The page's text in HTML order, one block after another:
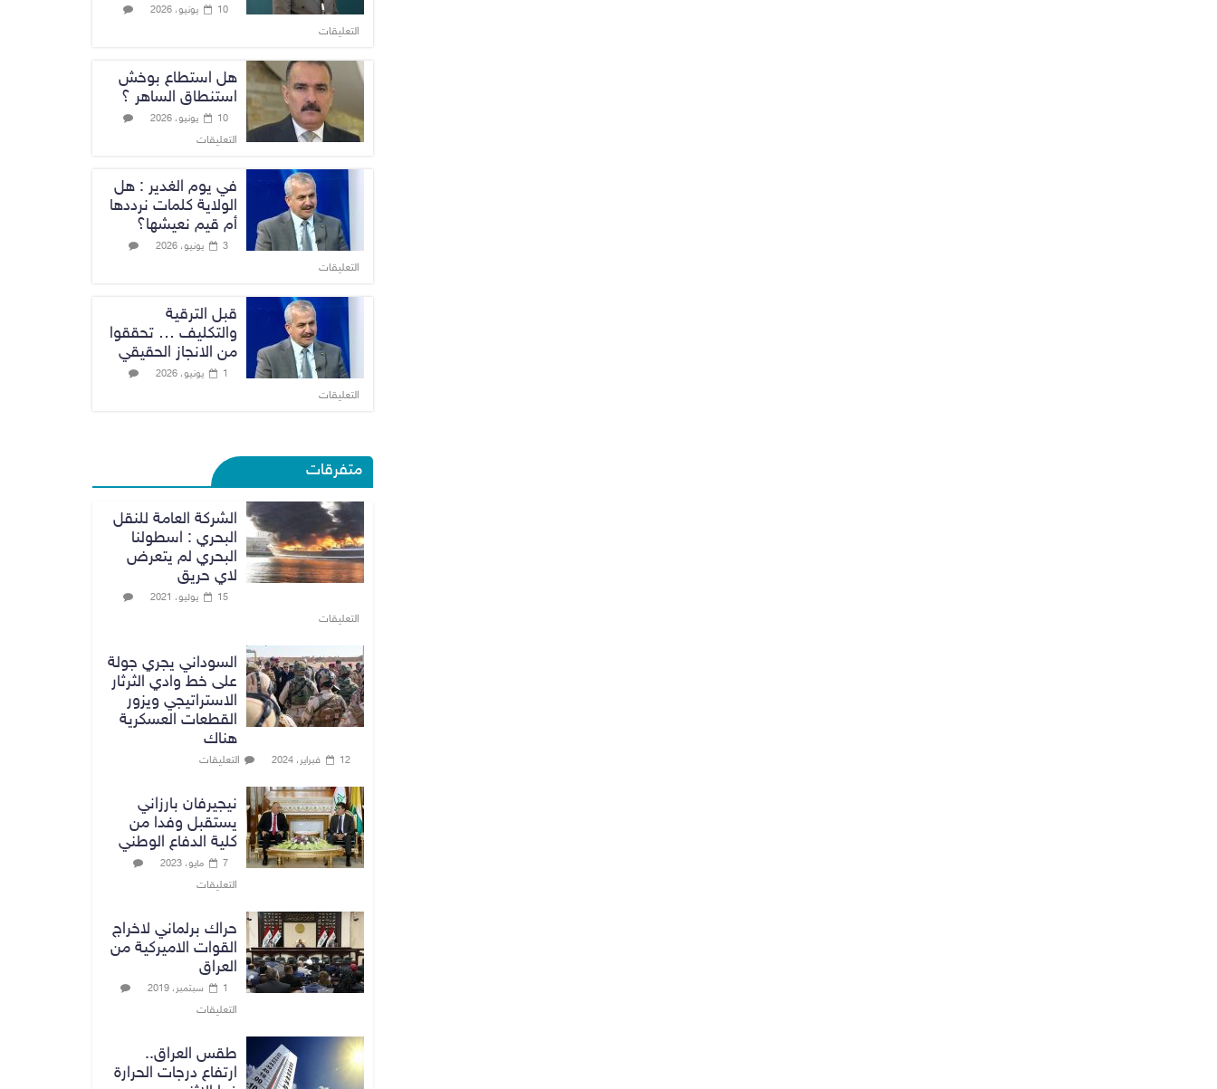
10 يونيو، 2026
التعليقات
هل استطاع بوخش
استنطاق الساهر ؟
10 يونيو، 2026
التعليقات
في يوم الغدير : هل
الولاية كلمات نرددها
أم قيم نعيشها؟
3 يونيو، 2026
التعليقات
قبل الترقية
والتكليف … تحققوا
من الانجاز الحقيقي
1 يونيو، 2026
التعليقات
متفرقات
الشركة العامة للنقل
البحري : اسطولنا
البحري لم يتعرض
لاي حريق
15 يوليو، 2021
التعليقات
السوداني يجري جولة
على خط وادي الثرثار
الاستراتيجي ويزور
القطعات العسكرية
هناك
12 فبراير، 2024 التعليقات
نيجيرفان بارزاني
يستقبل وفدا من
كلية الدفاع الوطني
7 مايو، 2023
التعليقات
حراك برلماني لاخراج
القوات الاميركية من
العراق
1 سبتمبر، 2019
التعليقات
طقس العراق..
ارتفاع درجات الحرارة